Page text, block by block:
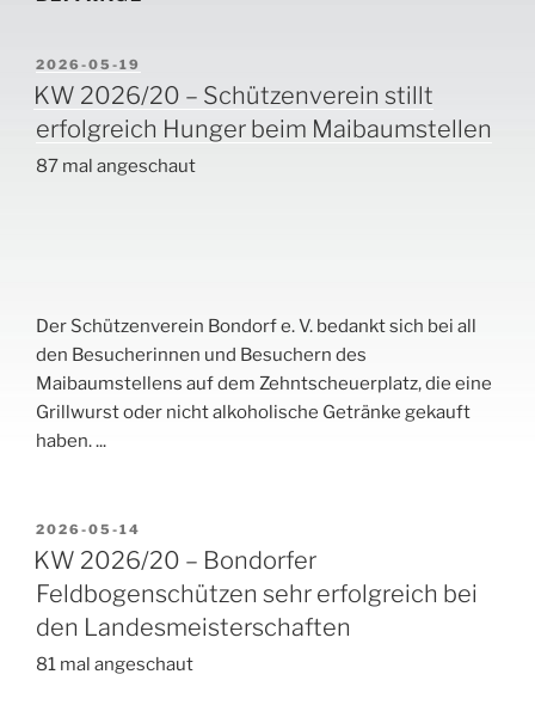
VERÖFFENTLICHT
AM
2026-05-19
KW 2026/20 – Schützenverein stillt
erfolgreich Hunger beim Maibaumstellen
87 mal angeschaut
Der Schützenverein Bondorf e. V. bedankt sich bei all
den Besucherinnen und Besuchern des
Maibaumstellens auf dem Zehntscheuerplatz, die eine
Grillwurst oder nicht alkoholische Getränke gekauft
haben....
VERÖFFENTLICHT
AM
2026-05-14
KW 2026/20 – Bondorfer
Feldbogenschützen sehr erfolgreich bei
den Landesmeisterschaften
81 mal angeschaut